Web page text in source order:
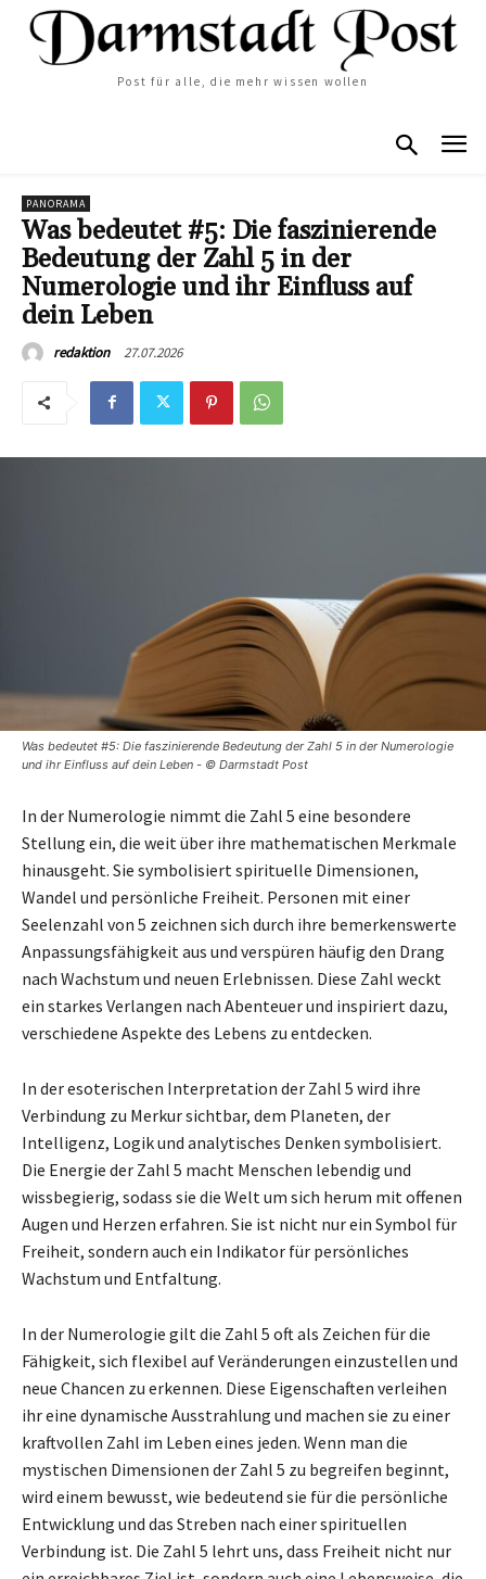
Post für alle, die mehr wissen wollen
PANORAMA
Was bedeutet #5: Die faszinierende
Bedeutung der Zahl 5 in der
Numerologie und ihr Einfluss auf
dein Leben
redaktion 27.07.2026
Was bedeutet #5: Die faszinierende Bedeutung der Zahl 5 in der Numerologie
und ihr Einfluss auf dein Leben - © Darmstadt Post
In der Numerologie nimmt die Zahl 5 eine besondere
Stellung ein, die weit über ihre mathematischen Merkmale
hinausgeht. Sie symbolisiert spirituelle Dimensionen,
Wandel und persönliche Freiheit. Personen mit einer
Seelenzahl von 5 zeichnen sich durch ihre bemerkenswerte
Anpassungsfähigkeit aus und verspüren häufig den Drang
nach Wachstum und neuen Erlebnissen. Diese Zahl weckt
ein starkes Verlangen nach Abenteuer und inspiriert dazu,
verschiedene Aspekte des Lebens zu entdecken.
In der esoterischen Interpretation der Zahl 5 wird ihre
Verbindung zu Merkur sichtbar, dem Planeten, der
Intelligenz, Logik und analytisches Denken symbolisiert.
Die Energie der Zahl 5 macht Menschen lebendig und
wissbegierig, sodass sie die Welt um sich herum mit offenen
Augen und Herzen erfahren. Sie ist nicht nur ein Symbol für
Freiheit, sondern auch ein Indikator für persönliches
Wachstum und Entfaltung.
In der Numerologie gilt die Zahl 5 oft als Zeichen für die
Fähigkeit, sich flexibel auf Veränderungen einzustellen und
neue Chancen zu erkennen. Diese Eigenschaften verleihen
ihr eine dynamische Ausstrahlung und machen sie zu einer
kraftvollen Zahl im Leben eines jeden. Wenn man die
mystischen Dimensionen der Zahl 5 zu begreifen beginnt,
wird einem bewusst, wie bedeutend sie für die persönliche
Entwicklung und das Streben nach einer spirituellen
Verbindung ist. Die Zahl 5 lehrt uns, dass Freiheit nicht nur